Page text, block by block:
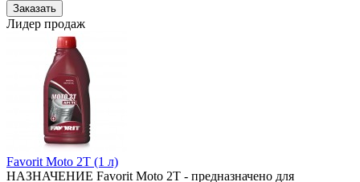
Лидер продаж
Favorit Moto 2T (1 л)
НАЗНАЧЕНИЕ Favorit Moto 2T - предназначено для